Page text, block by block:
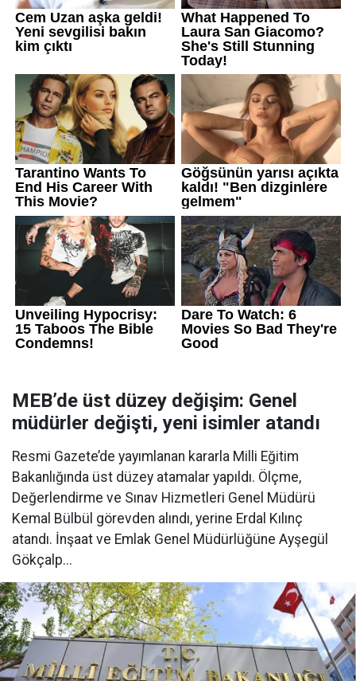
MEB’de üst düzey değişim: Genel
müdürler değişti, yeni isimler atandı
Resmi Gazete’de yayımlanan kararla Milli Eğitim
Bakanlığında üst düzey atamalar yapıldı. Ölçme,
Değerlendirme ve Sınav Hizmetleri Genel Müdürü
Kemal Bülbül görevden alındı, yerine Erdal Kılınç
atandı. İnşaat ve Emlak Genel Müdürlüğüne Ayşegül
Gökçalp...